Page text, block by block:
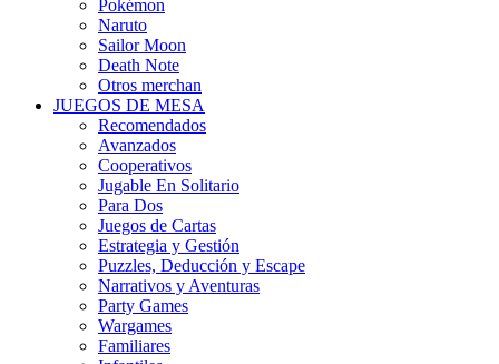
Pokémon
Naruto
Sailor Moon
Death Note
Otros merchan
JUEGOS DE MESA
Recomendados
Avanzados
Cooperativos
Jugable En Solitario
Para Dos
Juegos de Cartas
Estrategia y Gestión
Puzzles, Deducción y Escape
Narrativos y Aventuras
Party Games
Wargames
Familiares